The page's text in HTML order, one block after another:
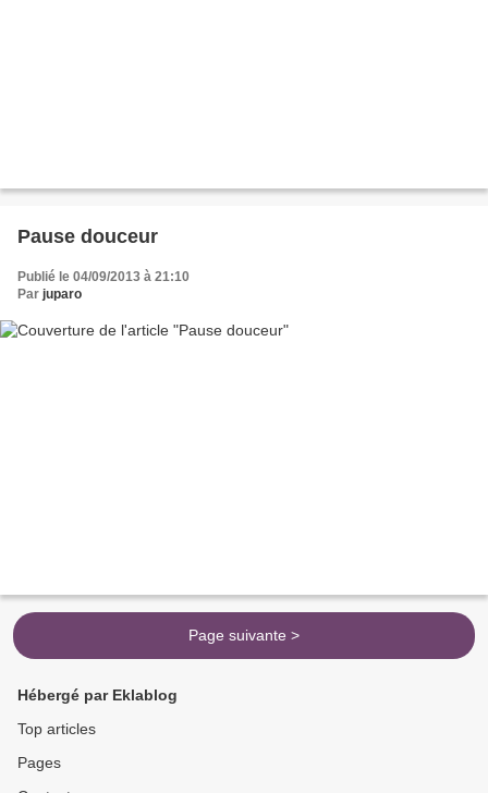
Pause douceur
Publié le 04/09/2013 à 21:10
Par juparo
Page suivante >
Hébergé par Eklablog
Top articles
Pages